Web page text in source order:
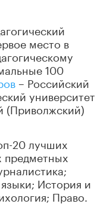
место в
100
– Российский
университет
(Приволжский)
20 лучших
предметных
История и
Право.